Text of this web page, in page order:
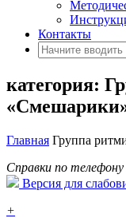
Контакты
категория:
Главная Группа
Справки по телефону
Версия для
+